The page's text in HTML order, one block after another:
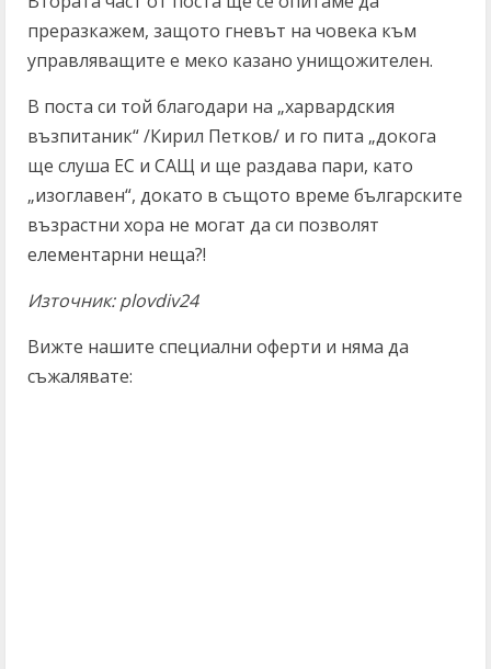
преразкажем, защото гневът на човека към
управляващите е меко казано унищожителен.
В поста си той благодари на „харвардския
възпитаник“ /Кирил Петков/ и го пита „докога
ще слуша ЕС и САЩ и ще раздава пари, като
„изоглавен“, докато в същото време българските
възрастни хора не могат да си позволят
елементарни неща?!
Източник: plovdiv24
Вижте нашите специални оферти и няма да
съжалявате: